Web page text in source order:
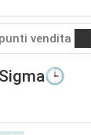
vendita